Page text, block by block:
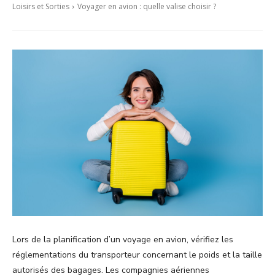
Loisirs et Sorties Voyager en avion : quelle valise choisir ?
Lors de la planification d’un voyage en avion, vérifiez les
réglementations du transporteur concernant le poids et la taille
autorisés des bagages. Les compagnies aériennes